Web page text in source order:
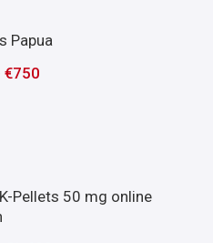
Papua
€750
Pellets 50 mg online